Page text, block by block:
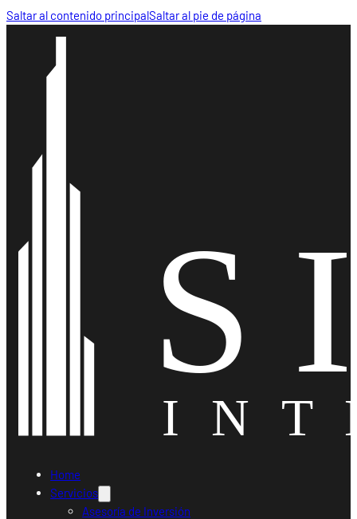
Saltar al contenido principalSaltar al pie de página
Home
Servicios
Asesoría de Inversión